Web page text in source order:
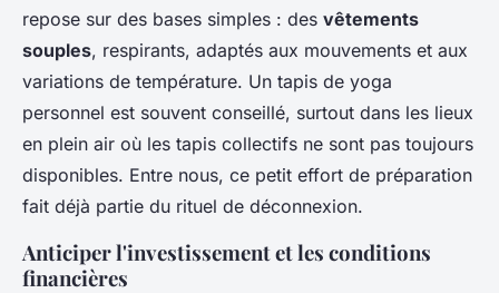
repose sur des bases simples : des vêtements
souples, respirants, adaptés aux mouvements et aux
variations de température. Un tapis de yoga
personnel est souvent conseillé, surtout dans les lieux
en plein air où les tapis collectifs ne sont pas toujours
disponibles. Entre nous, ce petit effort de préparation
fait déjà partie du rituel de déconnexion.
Anticiper l'investissement et les conditions
financières